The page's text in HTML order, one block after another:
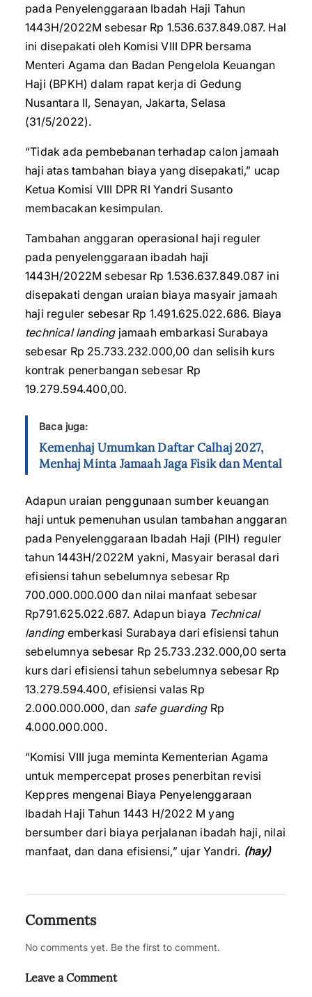
pada Penyelenggaraan Ibadah Haji Tahun
1443H/2022M sebesar Rp 1.536.637.849.087. Hal
ini disepakati oleh Komisi VIII DPR bersama
Menteri Agama dan Badan Pengelola Keuangan
Haji (BPKH) dalam rapat kerja di Gedung
Nusantara II, Senayan, Jakarta, Selasa
(31/5/2022).
“Tidak ada pembebanan terhadap calon jamaah
haji atas tambahan biaya yang disepakati,” ucap
Ketua Komisi VIII DPR RI Yandri Susanto
membacakan kesimpulan.
Tambahan anggaran operasional haji reguler
pada penyelenggaraan ibadah haji
1443H/2022M sebesar Rp 1.536.637.849.087 ini
disepakati dengan uraian biaya masyair jamaah
haji reguler sebesar Rp 1.491.625.022.686. Biaya
technical landingjamaah embarkasi Surabaya
sebesar Rp 25.733.232.000,00 dan selisih kurs
kontrak penerbangan sebesar Rp
19.279.594.400,00.
Baca juga:
Kemenhaj Umumkan Daftar Calhaj 2027,
Menhaj Minta Jamaah Jaga Fisik dan Mental
Adapun uraian penggunaan sumber keuangan
haji untuk pemenuhan usulan tambahan anggaran
pada Penyelenggaraan Ibadah Haji (PIH) reguler
tahun 1443H/2022M yakni, Masyair berasal dari
efisiensi tahun sebelumnya sebesar Rp
700.000.000.000 dan nilai manfaat sebesar
Rp791.625.022.687. Adapun biaya Technical
landingemberkasi Surabaya dari efisiensi tahun
sebelumnya sebesar Rp 25.733.232.000,00 serta
kurs dari efisiensi tahun sebelumnya sebesar Rp
13.279.594.400, efisiensi valas Rp
2.000.000.000, dan safe guardingRp
4.000.000.000.
“Komisi VIII juga meminta Kementerian Agama
untuk mempercepat proses penerbitan revisi
Keppres mengenai Biaya Penyelenggaraan
Ibadah Haji Tahun 1443 H/2022 M yang
bersumber dari biaya perjalanan ibadah haji, nilai
manfaat, dan dana efisiensi,” ujar Yandri. (hay)
Comments
No comments yet. Be the first to comment.
Leave a Comment